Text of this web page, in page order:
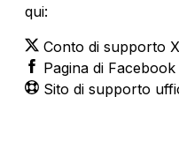
qui:
Conto di supporto
Pagina di Facebook
Sito di supporto